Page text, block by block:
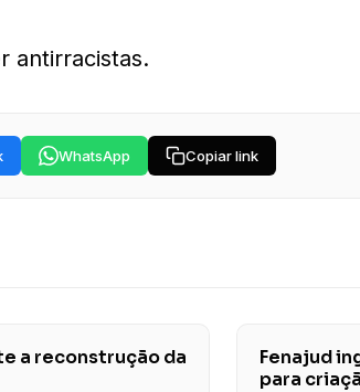
antirracistas.
WhatsApp Copiar link
a reconstrução da
Fenajud
para